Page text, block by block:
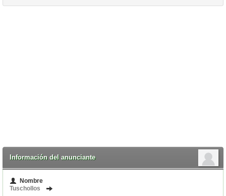
Información del anunciante
Nombre
Tuschollos